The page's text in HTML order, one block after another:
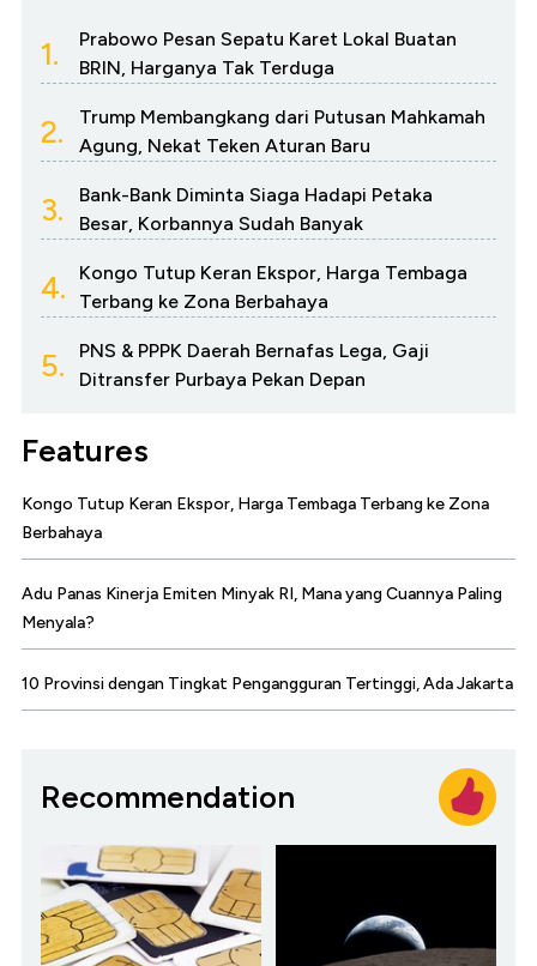
1.
Prabowo Pesan Sepatu Karet Lokal Buatan
BRIN, Harganya Tak Terduga
2.
Trump Membangkang dari Putusan Mahkamah
Agung, Nekat Teken Aturan Baru
3.
Bank-Bank Diminta Siaga Hadapi Petaka
Besar, Korbannya Sudah Banyak
4.
Kongo Tutup Keran Ekspor, Harga Tembaga
Terbang ke Zona Berbahaya
5.
PNS & PPPK Daerah Bernafas Lega, Gaji
Ditransfer Purbaya Pekan Depan
Features
Kongo Tutup Keran Ekspor, Harga Tembaga Terbang ke Zona
Berbahaya
Adu Panas Kinerja Emiten Minyak RI, Mana yang Cuannya Paling
Menyala?
10 Provinsi dengan Tingkat Pengangguran Tertinggi, Ada Jakarta
Recommendation